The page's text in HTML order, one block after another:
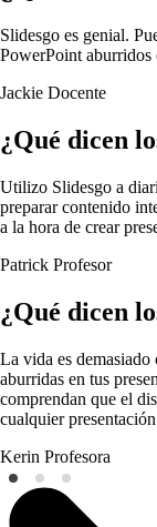
Slidesgo es genial.
PowerPoint aburridos
Jackie Docente
¿Qué dicen
Utilizo Slidesgo a
preparar contenido
a la hora de crear
Patrick Profesor
¿Qué dicen
La vida es demasiado
aburridas en tus
comprendan que el
cualquier
Kerin Profesora